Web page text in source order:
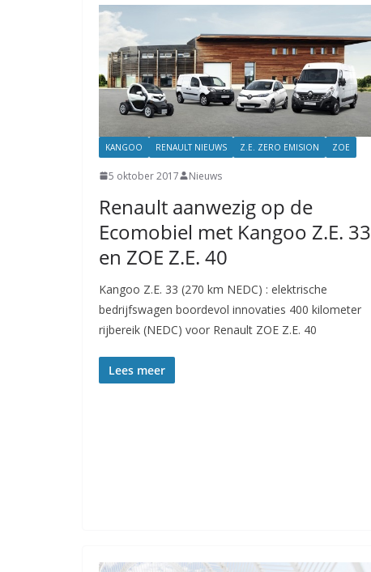
KANGOO RENAULT NIEUWS Z.E. ZERO EMISION ZOE
5 oktober 2017 Nieuws
Renault aanwezig op de
Ecomobiel met Kangoo Z.E. 33
en ZOE Z.E. 40
Kangoo Z.E. 33 (270 km NEDC) : elektrische
bedrijfswagen boordevol innovaties 400 kilometer
rijbereik (NEDC) voor Renault ZOE Z.E. 40
Lees meer